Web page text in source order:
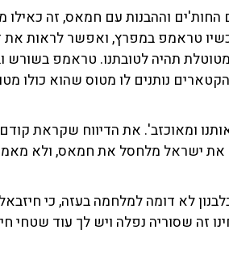
וההבנות עם חמאס, זה כאילו
טראמפ במפרץ, ואפשר לראות
תהיה לטובתנו. טראמפ בשורש
נותנים לו מטוס שהוא כולו מטוס
ומאוכזב'. את הדיווח שקראת
את ישראל מלחסל את חמאס, ולא
לא דומה למלחמה בעזה, כי
זה שסוריה נפלה ויש לך עוד שטחי